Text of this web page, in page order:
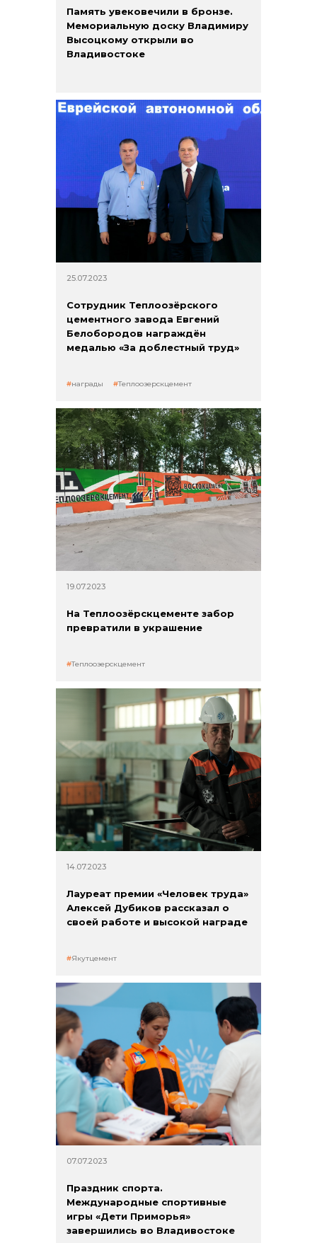
info@vostokcement.ru
Память увековечили в бронзе.
Мемориальную доску Владимиру
Высоцкому открыли во
Владивостоке
25.07.2023
Сотрудник Теплоозёрского
цементного завода Евгений
Белобородов награждён
медалью «За доблестный труд»
награды Теплоозерскцемент
19.07.2023
На Теплоозёрскцементе забор
превратили в украшение
Теплоозерскцемент
14.07.2023
Лауреат премии «Человек труда»
Алексей Дубиков рассказал о
своей работе и высокой награде
Якутцемент
07.07.2023
Праздник спорта.
Международные спортивные
игры «Дети Приморья»
завершились во Владивостоке